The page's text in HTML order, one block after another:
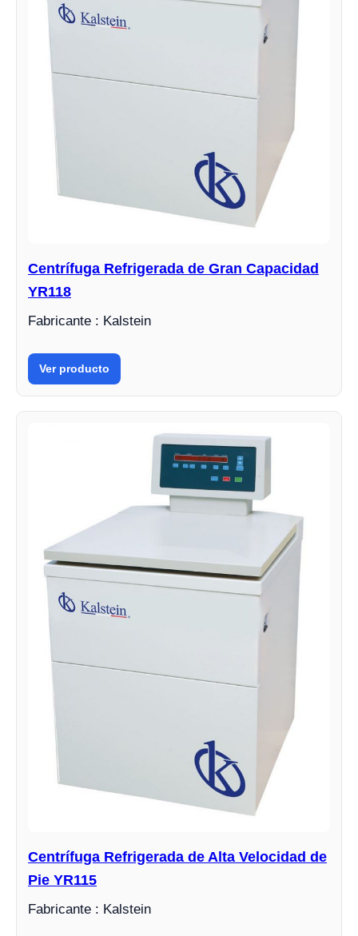
Centrífuga Refrigerada de Gran Capacidad
YR118
Fabricante : Kalstein
Ver producto
Centrífuga Refrigerada de Alta Velocidad de
Pie YR115
Fabricante : Kalstein